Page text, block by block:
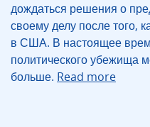
дождаться решения о
своему делу после того,
в США. В настоящее
политического убежища
больше. Read more